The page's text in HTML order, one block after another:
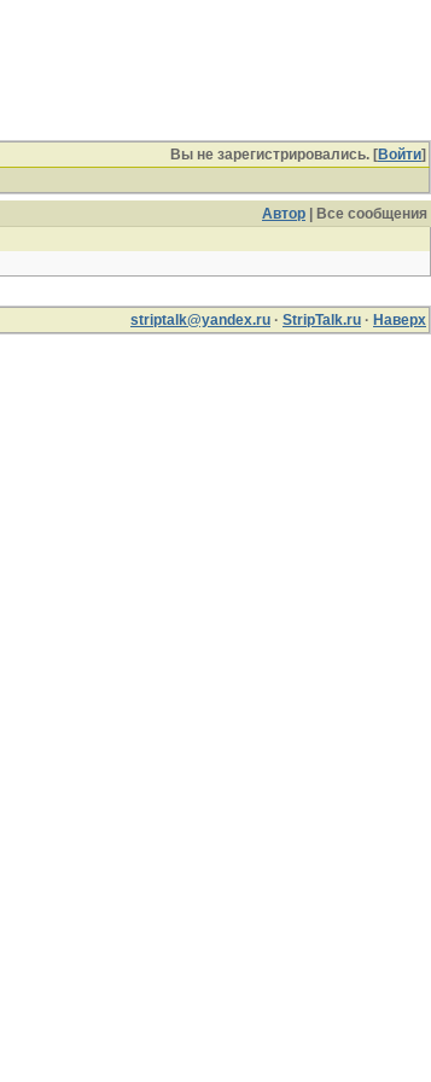
Вы не зарегистрировались. [Войти]
Автор | Все сообщения
striptalk@yandex.ru · StripTalk.ru · Наверх